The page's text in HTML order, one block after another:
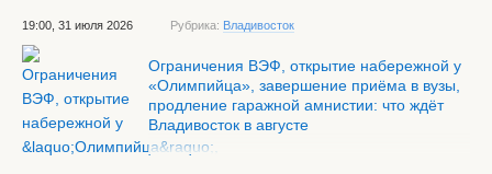
19:00, 31 июля 2026 Рубрика: Владивосток
Ограничения ВЭФ, открытие набережной у
«Олимпийца», завершение приёма в вузы,
продление гаражной амнистии: что ждёт
Владивосток в августе